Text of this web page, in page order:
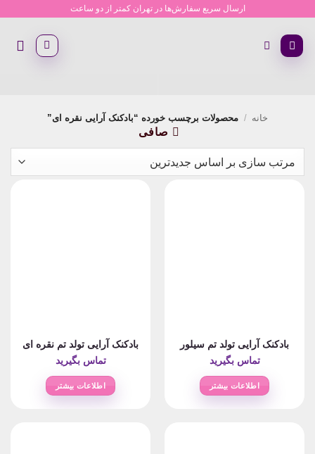
content
ارسال سریع سفارش‌ها در تهران کمتر از دو ساعت
خانه / محصولات برچسب خورده “بادکنک آرایی نقره ای”
صافی
بادکنک آرایی تولد تم سیلور
تماس بگیرید
اطلاعات بیشتر
بادکنک آرایی تولد تم نقره ای
تماس بگیرید
اطلاعات بیشتر